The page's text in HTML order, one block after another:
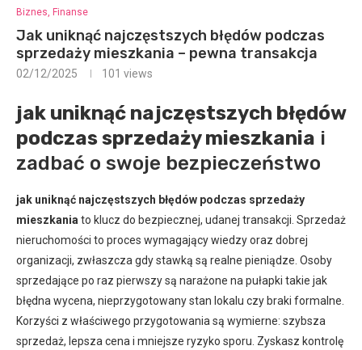
Biznes, Finanse
Jak uniknąć najczęstszych błędów podczas
sprzedaży mieszkania – pewna transakcja
02/12/2025 101 views
jak uniknąć najczęstszych błędów
podczas sprzedaży mieszkania i
zadbać o swoje bezpieczeństwo
jak uniknąć najczęstszych błędów podczas sprzedaży
mieszkania to klucz do bezpiecznej, udanej transakcji. Sprzedaż
nieruchomości to proces wymagający wiedzy oraz dobrej
organizacji, zwłaszcza gdy stawką są realne pieniądze. Osoby
sprzedające po raz pierwszy są narażone na pułapki takie jak
błędna wycena, nieprzygotowany stan lokalu czy braki formalne.
Korzyści z właściwego przygotowania są wymierne: szybsza
sprzedaż, lepsza cena i mniejsze ryzyko sporu. Zyskasz kontrolę